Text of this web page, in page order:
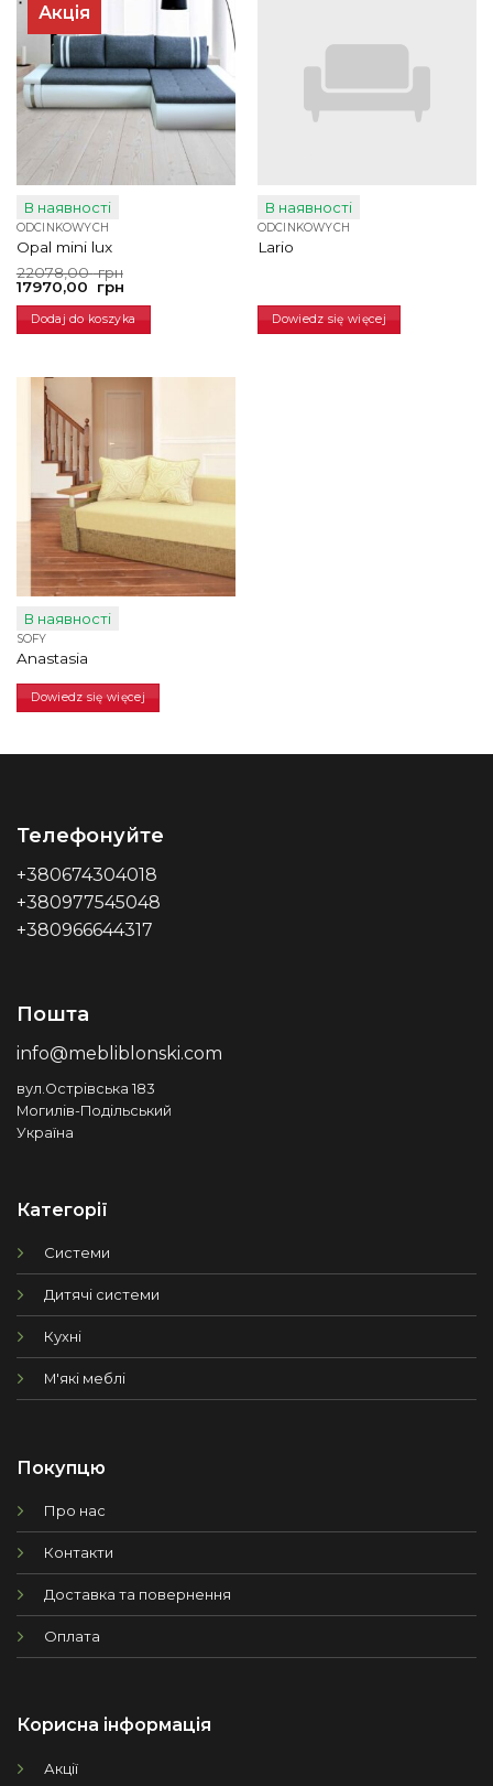
Акція
В наявності
ODCINKOWYCH
Opal mini lux
22078,00грн
Pierwotna
cena
wynosiła:
22078,00
грн.
17970,00 грн
Aktualna
cena
wynosi:
17970,00
грн.
Dodaj do koszyka
В наявності
ODCINKOWYCH
Lario
Dowiedz się więcej
В наявності
SOFY
Anastasia
Dowiedz się więcej
Телефонуйте
+380674304018
+380977545048
+380966644317
Пошта
info@mebliblonski.com
вул.Острівська 183
Могилів-Подільський
Україна
Категорії
Системи
Дитячі системи
Кухні
М'які меблі
Покупцю
Про нас
Контакти
Доставка та повернення
Оплата
Корисна інформація
Акції